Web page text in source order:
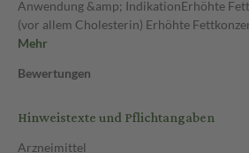
Anwendung &amp; IndikationErhöhte
(vor allem Cholesterin) Erhöhte
Mehr
Bewertungen
Hinweistexte und Pflichtangaben
Arzneimittel